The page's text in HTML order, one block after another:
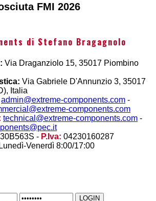
FMI 2026
di Stefano Bragagnolo
Via Draganziolo 15, 35017 Piombino
Via Gabriele D'Annunzio 3, 35017
Italia
admin@extreme-components.com -
components.com
technical@extreme-components.com -
- P.Iva: 04230160287
Lunedì-Venerdì 8:00/17:00